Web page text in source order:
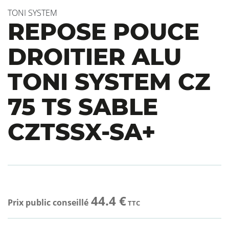
TONI SYSTEM
REPOSE POUCE
DROITIER ALU
TONI SYSTEM CZ
75 TS SABLE
CZTSSX-SA+
Prix public conseillé 44.4 €TTC